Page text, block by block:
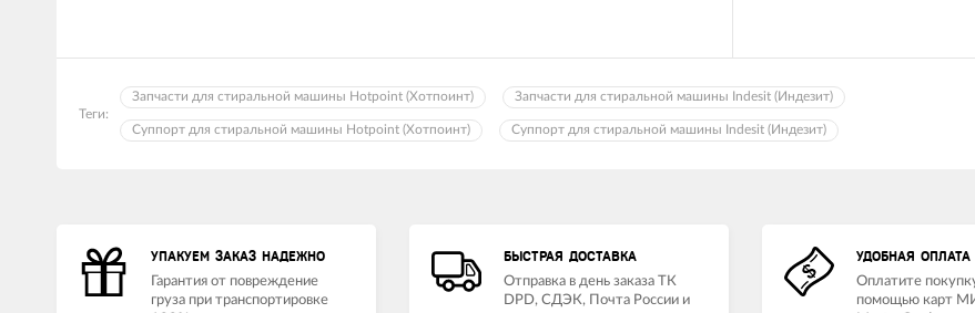
Теги:
Запчасти для стиральной машины Hotpoint (Хотпоинт) Запчасти для стиральной машины Indesit (Индезит)
Суппорт для стиральной машины Hotpoint (Хотпоинт) Суппорт для стиральной машины Indesit (Индезит)
УПАКУЕМ ЗАКАЗ НАДЕЖНО
Гарантия от повреждение
груза при транспортировке
БЫСТРАЯ ДОСТАВКА
Отправка в день заказа ТК
DPD, СДЭК, Почта России и
УДОБНАЯ ОПЛАТА
Оплатите
помощью карт